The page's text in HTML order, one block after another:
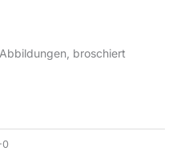
broschiert
0